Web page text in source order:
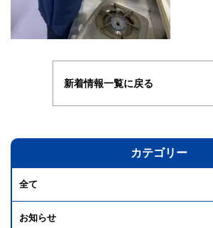
新着情報一覧に戻る
カテゴリー
全て
お知らせ